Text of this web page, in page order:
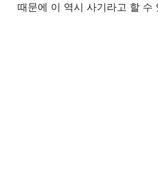
때문에 이 역시 사기라고 할 수